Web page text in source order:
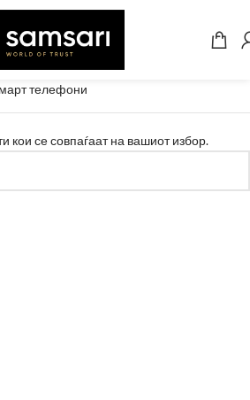
телефони
кои се совпаѓаат на вашиот избор.